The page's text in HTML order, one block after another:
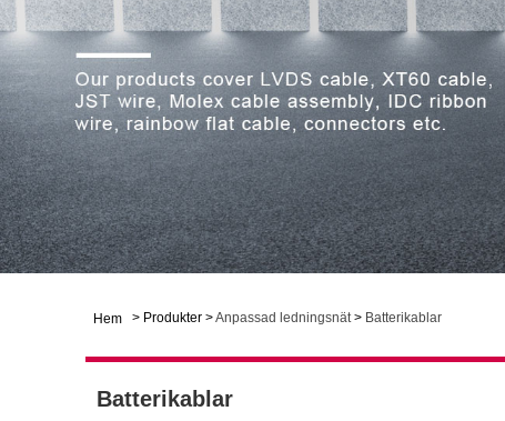
Hem > Produkter >Anpassad ledningsnät > Batterikablar
Batterikablar